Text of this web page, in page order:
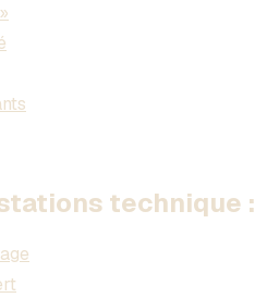
technique :